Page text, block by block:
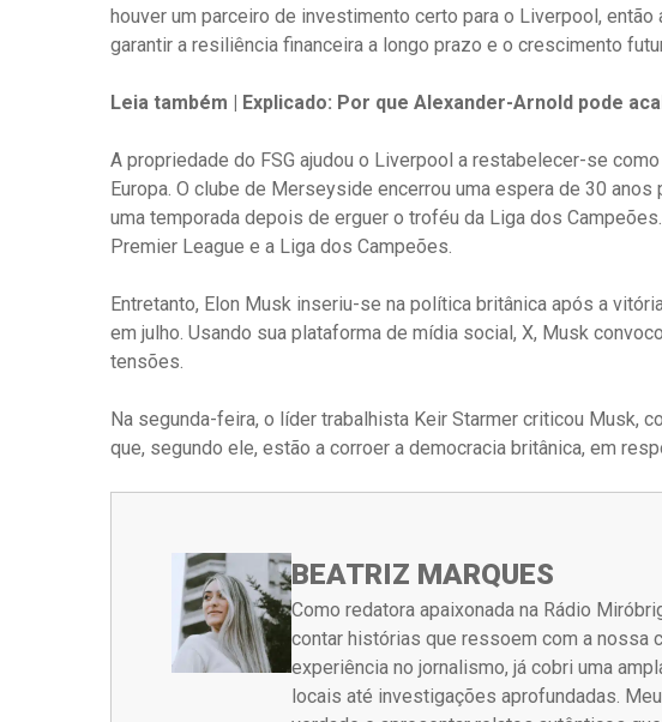
houver um parceiro de investimento certo para o Liverpool,
garantir a resiliência financeira a longo prazo e o crescimento
Leia também | Explicado: Por que Alexander-Arnold pode
A propriedade do FSG ajudou o Liverpool a restabelecer-se
Europa. O clube de Merseyside encerrou uma espera de 30
uma temporada depois de erguer o troféu da Liga dos
Premier League e a Liga dos Campeões.
Entretanto, Elon Musk inseriu-se na política britânica após a
em julho. Usando sua plataforma de mídia social, X, Musk
tensões.
Na segunda-feira, o líder trabalhista Keir Starmer criticou Musk,
que, segundo ele, estão a corroer a democracia britânica, em
BEATRIZ MARQUES
Como redatora apaixonada na Rádio
contar histórias que ressoem com a nossa
experiência no jornalismo, já cobri uma
locais até investigações aprofundadas.